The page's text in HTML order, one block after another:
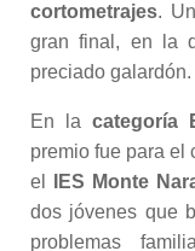
cortometrajes.
gran final, en la
preciado galardón.
En lacategoría
premio fue para el
el
IES Monte
dos jóvenes que
problemas